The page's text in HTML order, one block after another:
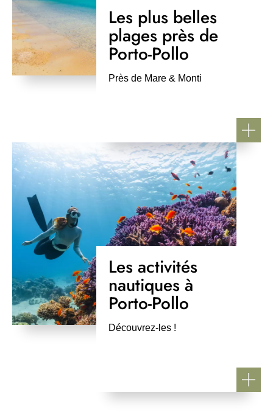
Les plus belles
plages près de
Porto-Pollo
Près de Mare & Monti
Les activités
nautiques à
Porto-Pollo
Découvrez-les !